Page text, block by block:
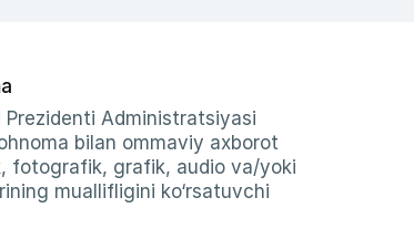
Prezidenti Administratsiyasi
bilan ommaviy axborot
fotografik, grafik, audio va/yoki
muallifligini ko‘rsatuvchi